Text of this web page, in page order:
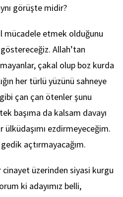
görüşte midir?
mücadele etmek olduğunu
Allah’tan
çakal olup boz kurda
her türlü yüzünü sahneye
çan çan ötenler şunu
başıma da kalsam davayı
ezdirmeyeceğim.
açtırmayacağım.
cinayet üzerinden siyasi kurgu
ki adayımız belli,